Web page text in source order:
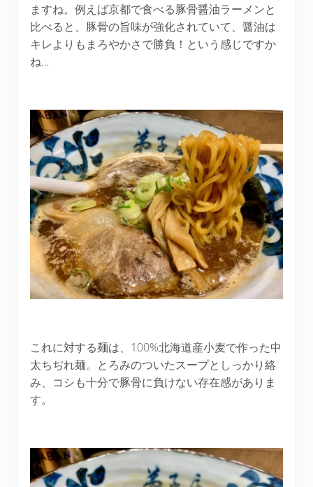
ますね。例えば京都で食べる豚骨醤油ラーメンと
比べると、豚骨の旨味が強化されていて、醤油は
キレよりもまろやかさで勝負！という感じですか
ね…
これに対する麺は、100%北海道産小麦で作った中
太ちぢれ麺。とろみのついたスープとしっかり絡
み、コシも十分で豚骨に負けない存在感がありま
す。